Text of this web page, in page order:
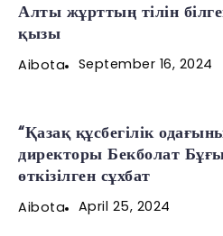
Алты жұрттың тілін
қызы
Aibota September 16, 2024
“Қазақ құсбегілік
директоры Бекболат
өткізілген сұхбат
Aibota April 25, 2024